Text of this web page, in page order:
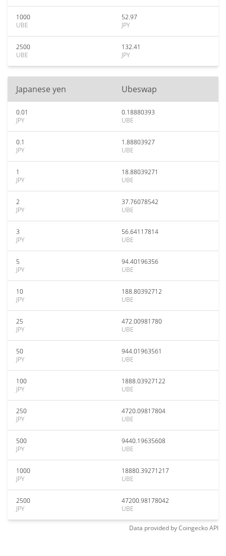
1000
UBE
52.97
JPY
2500
UBE
132.41
JPY
Japanese yen Ubeswap
0.01
JPY
0.18880393
UBE
0.1
JPY
1.88803927
UBE
1
JPY
18.88039271
UBE
2
JPY
37.76078542
UBE
3
JPY
56.64117814
UBE
5
JPY
94.40196356
UBE
10
JPY
188.80392712
UBE
25
JPY
472.00981780
UBE
50
JPY
944.01963561
UBE
100
JPY
1888.03927122
UBE
250
JPY
4720.09817804
UBE
500
JPY
9440.19635608
UBE
1000
JPY
18880.39271217
UBE
2500
JPY
47200.98178042
UBE
Data provided byCoingeckoAPI